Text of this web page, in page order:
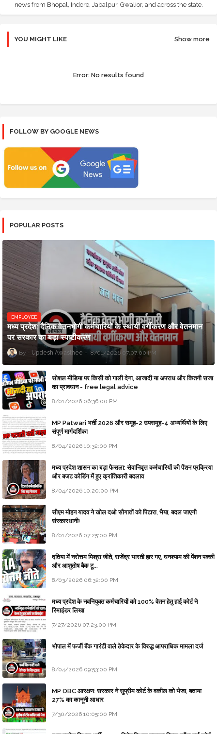
news from Bhopal, Indore, Jabalpur, Gwalior, and across the state.
YOU MIGHT LIKE Show more
Error: No results found
FOLLOW BY GOOGLE NEWS
POPULAR POSTS
EMPLOYEE
मध्य प्रदेश: दैनिक वेतनभोगी कर्मचारियों के स्थायी वर्गीकरण और वेतनमान
पर सरकार का बड़ा स्पष्टीकरण
Updesh Awasthee 8/01/2026 07:07:00 PM
सोशल मीडिया पर किसी को गाली देना, आजादी या अपराध और कितनी सजा
का प्रावधान - free legal advice
8/01/2026 06:36:00 PM
MP Patwari भर्ती 2026 और समूह-2 उपसमूह-4 अभ्यर्थियों के लिए
संपूर्ण मार्गदर्शिका
8/04/2026 10:32:00 PM
मध्य प्रदेश शासन का बड़ा फैसला: सेवानिवृत्त कर्मचारियों की पेंशन प्रक्रिया
और बजट कोडिंग में हुए क्रांतिकारी बदलाव
8/04/2026 10:20:00 PM
सीएम मोहन यादव ने खोल दओ सौगातों को पिटारा, भैया, बदल जाएगी
संस्कारधानी!
8/01/2026 07:25:00 PM
दतिया में नरोत्तम मिश्रा जीते, राजेंद्र भारती हार गए, घनश्याम की पेंशन पक्की
और आशुतोष बैक टू...
8/03/2026 06:32:00 PM
मध्य प्रदेश के नवनियुक्त कर्मचारियों को 100% वेतन हेतु हाई कोर्ट ने
रिमाइंडर लिखा
7/27/2026 07:23:00 PM
भोपाल में फर्जी बैंक गारंटी वाले ठेकेदार के विरुद्ध आपराधिक मामला दर्ज
8/04/2026 09:53:00 PM
MP OBC आरक्षण: सरकार ने सुप्रीम कोर्ट के वकील को भेजा, बताया
27% का कानूनी आधार
7/30/2026 10:05:00 PM